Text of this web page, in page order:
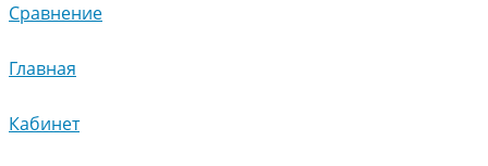
Сравнение
Главная
Кабинет